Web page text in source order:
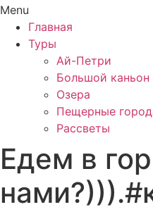
Menu
Главная
Туры
Ай-Петри
Большой каньон
Озера
Пещерные
Рассветы
Едем в